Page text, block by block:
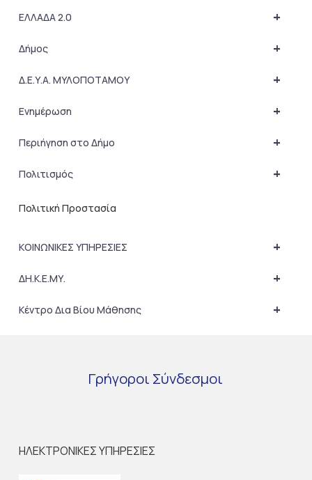
+
ΕΛΛΑΔΑ 2.0
+
Δήμος
+
Δ.Ε.Υ.Α. ΜΥΛΟΠΟΤΑΜΟΥ
+
Ενημέρωση
+
Περιήγηση στο Δήμο
+
Πολιτισμός
Πολιτική Προστασία
+
ΚΟΙΝΩΝΙΚΕΣ ΥΠΗΡΕΣΙΕΣ
+
ΔΗ.Κ.Ε.ΜΥ.
+
Κέντρο Δια Βίου Μάθησης
Γρήγοροι Σύνδεσμοι
ΗΛΕΚΤΡΟΝΙΚΕΣ ΥΠΗΡΕΣΙΕΣ